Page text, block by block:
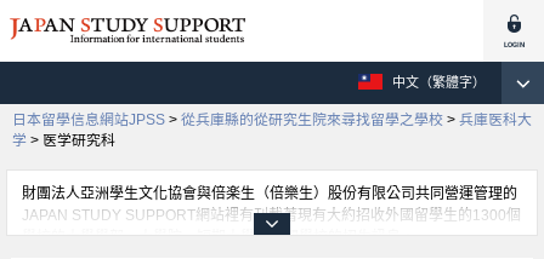
中文（繁體字）
日本留學信息網站JPSS > 從兵庫縣的從研究生院來尋找留學之學校 > 兵庫医科大
学 > 医学研究科
財團法人亞洲學生文化協會與倍楽生（倍樂生）股份有限公司共同營運管理的
JAPAN STUDY SUPPORT網站裡有刊載著現有大約招收外國留學生的1300個
學校的大學學部、大學院、短期大學、專門學校的招生訊息。